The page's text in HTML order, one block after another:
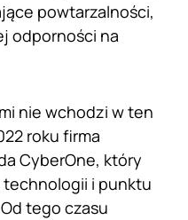
powtarzalności,
odporności na
nie wchodzi w ten
roku firma
CyberOne, który
technologii i punktu
tego czasu